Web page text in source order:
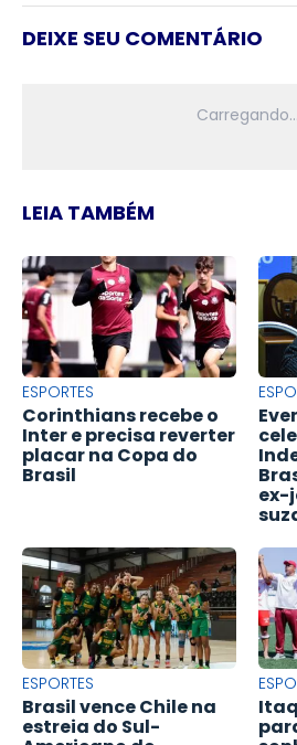
DEIXE SEU COMENTÁRIO
LEIA TAMBÉM
ESPORTES
Corinthians recebe o
Inter e precisa reverter
placar na Copa do
Brasil
ex-
ESPORTES
Brasil vence Chile na
estreia do Sul-